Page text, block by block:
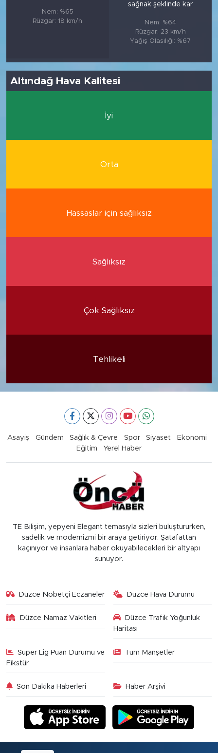
Nem: %65
Rüzgar: 18 km/h
sağnak şeklinde kar
Nem: %64
Rüzgar: 23 km/h
Yağış Olasılığı: %67
Altındağ Hava Kalitesi
İyi
Orta
Hassaslar için sağlıksız
Sağlıksız
Çok Sağlıksız
Tehlikeli
Asayiş Gündem Sağlık & Çevre Spor Siyaset
Ekonomi
Eğitim
Yerel Haber
TE Bilişim, yepyeni Elegant temasıyla sizleri buluştururken,
sadelik ve modernizmi bir araya getiriyor. Şatafattan
kaçınıyor ve insanlara haber okuyabilecekleri bir altyapı
sunuyor.
Düzce Nöbetçi Eczaneler Düzce Hava Durumu
Düzce Namaz Vakitleri
Düzce Trafik Yoğunluk
Haritası
Süper Lig Puan Durumu ve
Fikstür
Tüm Manşetler
Son Dakika Haberleri Haber Arşivi